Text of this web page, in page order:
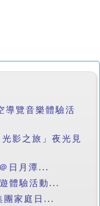
導覽音樂體驗活
影之旅」夜光見
日月潭...
體驗活動...
團家庭日...